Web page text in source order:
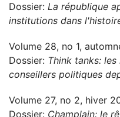
Dossier: La république
institutions dans
Volume 28, no 1,
Dossier: Think tanks:
conseillers politiques
Volume 27, no 2, hiver
Dossier: Champlain: le